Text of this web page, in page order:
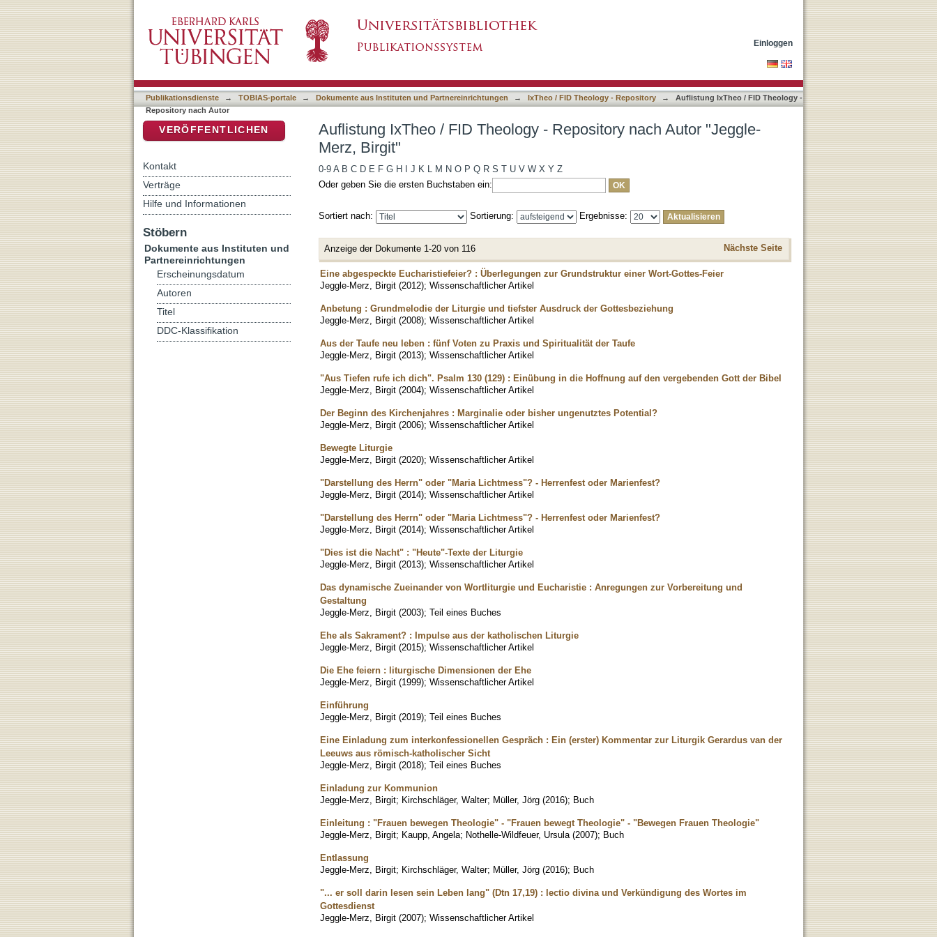
Einloggen
Publikationsdienste → TOBIAS-portale → Dokumente aus Instituten und Partnereinrichtungen → IxTheo / FID Theology - Repository →
Auflistung IxTheo / FID Theology -
Repository nach Autor
Auflistung IxTheo / FID Theology - Repository nach Autor "Jeggle-
Merz, Birgit"
0-9 A B C D E F G H J K L M N O P Q R S T U V W X Y Z
Oder geben Sie die ersten Buchstaben ein:
Sortiert nach: Sortierung: Ergebnisse:
Anzeige der Dokumente 1-20 von 116 Nächste Seite
Eine abgespeckte Eucharistiefeier? : Überlegungen zur Grundstruktur einer Wort-Gottes-Feier
Jeggle-Merz, Birgit (2012); Wissenschaftlicher Artikel
Anbetung : Grundmelodie der Liturgie und tiefster Ausdruck der Gottesbeziehung
Jeggle-Merz, Birgit (2008); Wissenschaftlicher Artikel
Aus der Taufe neu leben : fünf Voten zu Praxis und Spiritualität der Taufe
Jeggle-Merz, Birgit (2013); Wissenschaftlicher Artikel
"Aus Tiefen rufe ich dich". Psalm 130 (129) : Einübung in die Hoffnung auf den vergebenden Gott der Bibel
Jeggle-Merz, Birgit (2004); Wissenschaftlicher Artikel
Der Beginn des Kirchenjahres : Marginalie oder bisher ungenutztes Potential?
Jeggle-Merz, Birgit (2006); Wissenschaftlicher Artikel
Bewegte Liturgie
Jeggle-Merz, Birgit (2020); Wissenschaftlicher Artikel
"Darstellung des Herrn" oder "Maria Lichtmess"? - Herrenfest oder Marienfest?
Jeggle-Merz, Birgit (2014); Wissenschaftlicher Artikel
"Darstellung des Herrn" oder "Maria Lichtmess"? - Herrenfest oder Marienfest?
Jeggle-Merz, Birgit (2014); Wissenschaftlicher Artikel
"Dies ist die Nacht" : "Heute"-Texte der Liturgie
Jeggle-Merz, Birgit (2013); Wissenschaftlicher Artikel
Das dynamische Zueinander von Wortliturgie und Eucharistie : Anregungen zur Vorbereitung und
Gestaltung
Jeggle-Merz, Birgit (2003); Teil eines Buches
Ehe als Sakrament? : Impulse aus der katholischen Liturgie
Jeggle-Merz, Birgit (2015); Wissenschaftlicher Artikel
Die Ehe feiern : liturgische Dimensionen der Ehe
Jeggle-Merz, Birgit (1999); Wissenschaftlicher Artikel
Einführung
Jeggle-Merz, Birgit (2019); Teil eines Buches
Eine Einladung zum interkonfessionellen Gespräch : Ein (erster) Kommentar zur Liturgik Gerardus van der
Leeuws aus römisch-katholischer Sicht
Jeggle-Merz, Birgit (2018); Teil eines Buches
Einladung zur Kommunion
Jeggle-Merz, Birgit; Kirchschläger, Walter; Müller, Jörg (2016); Buch
Einleitung : "Frauen bewegen Theologie" - "Frauen bewegt Theologie" - "Bewegen Frauen Theologie"
Jeggle-Merz, Birgit; Kaupp, Angela; Nothelle-Wildfeuer, Ursula (2007); Buch
Entlassung
Jeggle-Merz, Birgit; Kirchschläger, Walter; Müller, Jörg (2016); Buch
"... er soll darin lesen sein Leben lang" (Dtn 17,19) : lectio divina und Verkündigung des Wortes im
Gottesdienst
Jeggle-Merz, Birgit (2007); Wissenschaftlicher Artikel
VERÖFFENTLICHEN
Kontakt
Verträge
Hilfe und Informationen
Stöbern
Dokumente aus Instituten und
Partnereinrichtungen
Erscheinungsdatum
Autoren
Titel
DDC-Klassifikation